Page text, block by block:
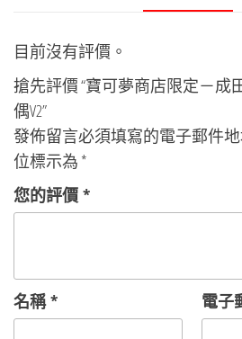
田
機
場
機
長
卡
偶
V2
目前沒有評價。
搶先評價 “寶可夢商店限定－成
偶V2”
發佈留言必須填寫的電子郵件
位標示為 *
您的評價 *
名稱* 電子